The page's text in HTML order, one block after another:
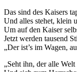
Das sind des Kaisers
Und alles stehet, klein
Um auf den Kaiser
Jetzt werden tausend
„Der ist’s im Wagen,
„Seht ihn, der alle